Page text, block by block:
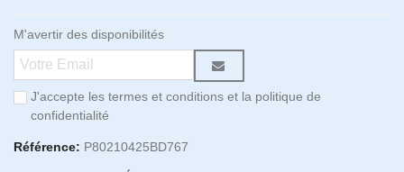
M'avertir des disponibilités
J'accepte les termes et conditions et la politique de
confidentialité
Référence: P80210425BD767